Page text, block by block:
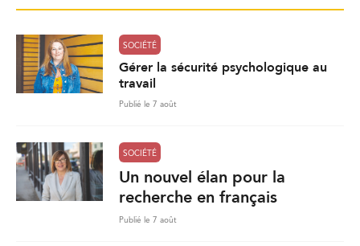
SOCIÉTÉ
Gérer la sécurité psychologique au
travail
Publié le 7 août
SOCIÉTÉ
Un nouvel élan pour la
recherche en français
Publié le 7 août